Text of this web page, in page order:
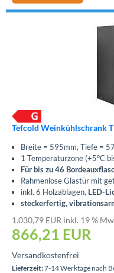
Tefcold Weinkühlschrank
Breite = 595mm, Tiefe =
1 Temperaturzone (+5°C
Für bis zu 46
Rahmenlose Glastür mit
inkl. 6 Holzablagen, LED-
steckerfertig,
1.030,79 EUR inkl. 19 %
866,21 EUR
Versandkostenfrei
Lieferzeit:7-14 Werktage nach